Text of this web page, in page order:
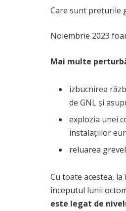
Care sunt prețurile
Noiembrie 2023
Mai multe
izbucnirea
de GNL și
explozia unei
instalațiilor
reluarea
Cu toate acestea,
începutul lunii
este legat de